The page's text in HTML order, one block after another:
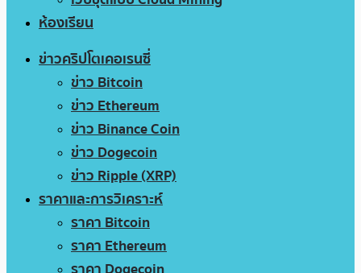
ห้องเรียน
ข่าวคริปโตเคอเรนซี่
ข่าว Bitcoin
ข่าว Ethereum
ข่าว Binance Coin
ข่าว Dogecoin
ข่าว Ripple (XRP)
ราคาและการวิเคราะห์
ราคา Bitcoin
ราคา Ethereum